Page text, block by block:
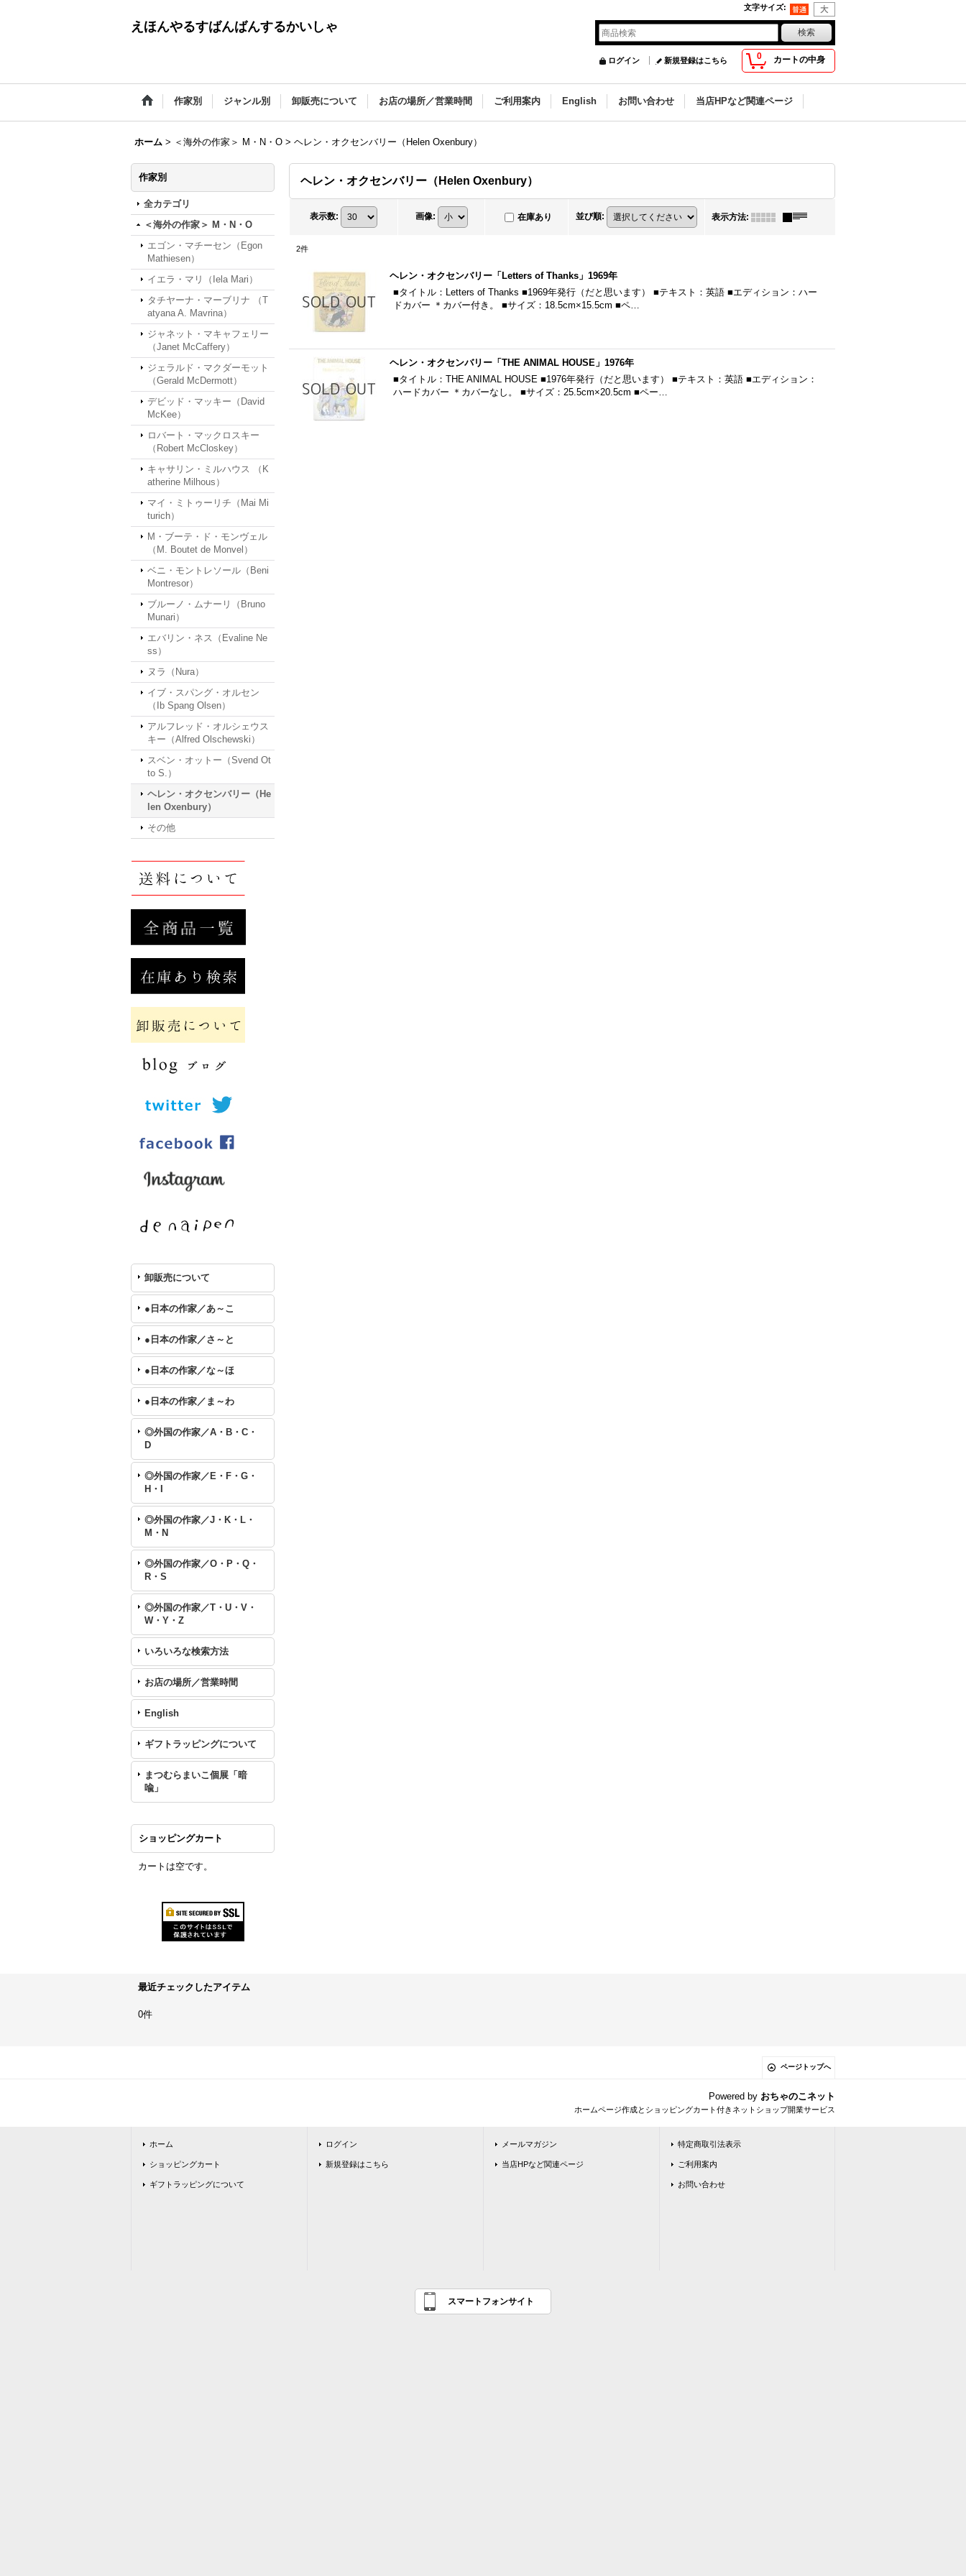
文字サイズ:
えほんやるすばんばんするかいしゃ
0 カートの中身
ログイン 新規登録はこちら
作家別 ジャンル別 卸販売について お店の場所／営業時間 ご利用案内 English お問い合わせ 当店HPなど関連ページ
ホーム > ＜海外の作家＞ M・N・O > ヘレン・オクセンバリー（Helen Oxenbury）
作家別
全カテゴリ
＜海外の作家＞ M・N・O
エゴン・マチーセン（Egon
Mathiesen）
イエラ・マリ（Iela Mari）
タチヤーナ・マーブリナ （T
atyana A. Mavrina）
ジャネット・マキャフェリー
（Janet McCaffery）
ジェラルド・マクダーモット
（Gerald McDermott）
デビッド・マッキー（David
McKee）
ロバート・マックロスキー
（Robert McCloskey）
キャサリン・ミルハウス （K
atherine Milhous）
マイ・ミトゥーリチ（Mai Mi
turich）
M・ブーテ・ド・モンヴェル
（M. Boutet de Monvel）
ベニ・モントレソール（Beni
Montresor）
ブルーノ・ムナーリ（Bruno
Munari）
エバリン・ネス（Evaline Ne
ss）
ヌラ（Nura）
イブ・スパング・オルセン
（Ib Spang Olsen）
アルフレッド・オルシェウス
キー（Alfred Olschewski）
スベン・オットー（Svend Ot
to S.）
ヘレン・オクセンバリー（He
len Oxenbury）
その他
卸販売について
●日本の作家／あ～こ
●日本の作家／さ～と
●日本の作家／な～ほ
●日本の作家／ま～わ
◎外国の作家／A・B・C・
D
◎外国の作家／E・F・G・
H・I
◎外国の作家／J・K・L・
M・N
◎外国の作家／O・P・Q・
R・S
◎外国の作家／T・U・V・
W・Y・Z
いろいろな検索方法
お店の場所／営業時間
English
ギフトラッピングについて
まつむらまいこ個展「暗
喩」
ショッピングカート
カートは空です。
ヘレン・オクセンバリー（Helen Oxenbury）
表示数: 画像: 在庫あり 並び順: 表示方法:
2件
ヘレン・オクセンバリー「Letters of Thanks」1969年
■タイトル：Letters of Thanks ■1969年発行（だと思います） ■テキスト：英語 ■エディション：ハー
ドカバー ＊カバー付き。 ■サイズ：18.5cm×15.5cm ■ペ…
ヘレン・オクセンバリー「THE ANIMAL HOUSE」1976年
■タイトル：THE ANIMAL HOUSE ■1976年発行（だと思います） ■テキスト：英語 ■エディション：
ハードカバー ＊カバーなし。 ■サイズ：25.5cm×20.5cm ■ペー…
最近チェックしたアイテム
0件
ページトップへ
Powered by おちゃのこネット
ホームページ作成とショッピングカート付きネットショップ開業サービス
ホーム
ショッピングカート
ギフトラッピングについて
ログイン
新規登録はこちら
メールマガジン
当店HPなど関連ページ
特定商取引法表示
ご利用案内
お問い合わせ
スマートフォンサイト